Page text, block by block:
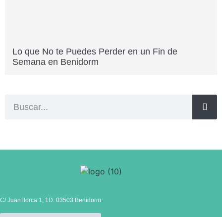
Lo que No te Puedes Perder en un Fin de
Semana en Benidorm
C/ Juan llorca 1, 1D. 03503 Benidorm